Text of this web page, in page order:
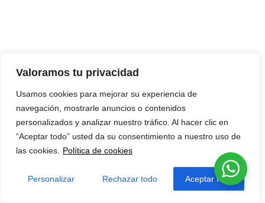
Valoramos tu privacidad
Usamos cookies para mejorar su experiencia de
navegación, mostrarle anuncios o contenidos
personalizados y analizar nuestro tráfico. Al hacer clic en
“Aceptar todo” usted da su consentimiento a nuestro uso de
las cookies.
Política de cookies
Personalizar Rechazar todo Aceptar todo